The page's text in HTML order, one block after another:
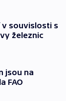
v souvislosti s
železnic
jsou na
FAO